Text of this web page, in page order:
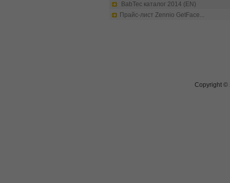
BabTec каталог 2014 (EN)
Прайс-лист Zennio GetFace...
Copyright ©